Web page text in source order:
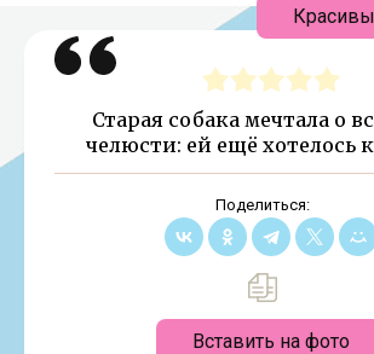
Старая собака мечтала о
челюсти: ей ещё хотелось
Поделиться:
Вставить на фото